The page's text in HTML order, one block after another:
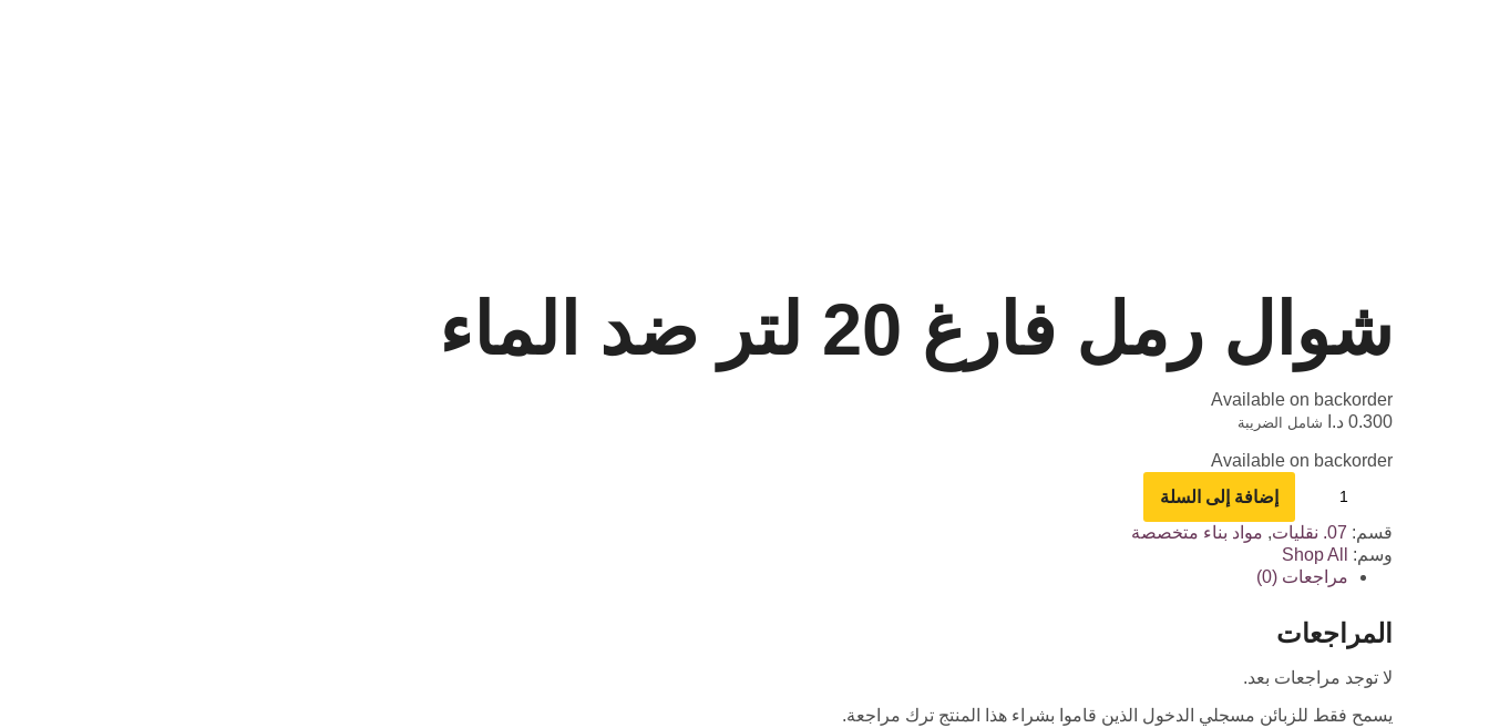
شوال رمل فارغ 20 لتر ضد الماء
Available on backorder
0.300 د.ا شامل الضريبة
Available on backorder
إضافة إلى السلة
قسم: 07. نقليات , مواد بناء متخصصة
وسم:
Shop All
مراجعات (0)
المراجعات
لا توجد مراجعات بعد.
يسمح فقط للزبائن مسجلي الدخول الذين قاموا بشراء هذا المنتج ترك مراجعة.